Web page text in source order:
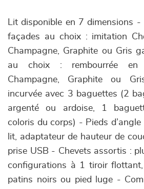
Lit disponible en 7 dimensions
façades au choix : imitation
Champagne, Graphite ou Gris
au choix : rembourrée en
Champagne, Graphite ou
incurvée avec 3 baguettes (2
argenté ou ardoise, 1
coloris du corps) - Pieds
lit, adaptateur de hauteur de
prise USB - Chevets assortis :
configurations à 1 tiroir
patins noirs ou pied luge -